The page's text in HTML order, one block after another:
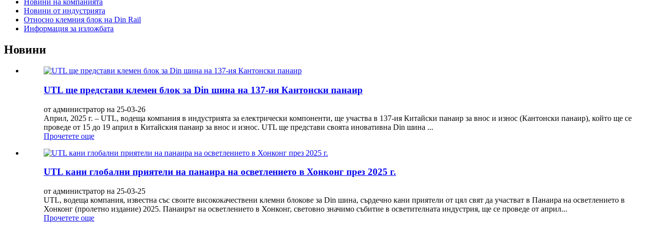
Новини на компанията
Новини от индустрията
Относно клемния блок на Din Rail
Информация за изложбата
Новини
UTL ще представи клемен блок за Din шина на 137-ия Кантонски панаир
от администратор на 25-03-26
Април, 2025 г. – UTL, водеща компания в индустрията за електрически компоненти, ще участва в 137-ия Китайски панаир за внос и износ (Кантонски панаир), който ще се
проведе от 15 до 19 април в Китайския панаир за внос и износ. UTL ще представи своята иновативна Din шина ...
Прочетете още
UTL кани глобални приятели на панаира на осветлението в Хонконг през 2025 г.
от администратор на 25-03-25
UTL, водеща компания, известна със своите висококачествени клемни блокове за Din шина, сърдечно кани приятели от цял ​​свят да участват в Панаира на осветлението в
Хонконг (пролетно издание) 2025. Панаирът на осветлението в Хонконг, световно значимо събитие в осветителната индустрия, ще се проведе от април...
Прочетете още